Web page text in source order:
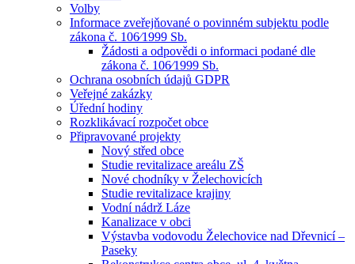
Volby
Informace zveřejňované o povinném subjektu podle
zákona č. 106⁄1999 Sb.
Žádosti a odpovědi o informaci podané dle
zákona č. 106⁄1999 Sb.
Ochrana osobních údajů GDPR
Veřejné zakázky
Úřední hodiny
Rozklikávací rozpočet obce
Připravované projekty
Nový střed obce
Studie revitalizace areálu ZŠ
Nové chodníky v Želechovicích
Studie revitalizace krajiny
Vodní nádrž Láze
Kanalizace v obci
Výstavba vodovodu Želechovice nad Dřevnicí –
Paseky